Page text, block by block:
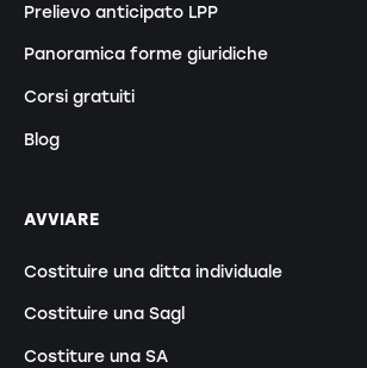
Prelievo anticipato LPP
Panoramica forme giuridiche
Corsi gratuiti
Blog
AVVIARE
Costituire una ditta individuale
Costituire una Sagl
Costiture una SA